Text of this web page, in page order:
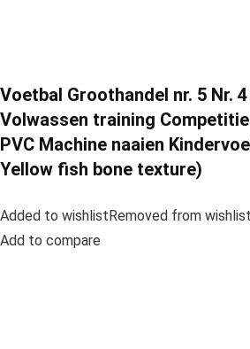
Voetbal Groothandel nr. 5 Nr.
Volwassen training
PVC Machine naaien
Yellow fish bone texture)
Added to wishlistRemoved from
Add to compare